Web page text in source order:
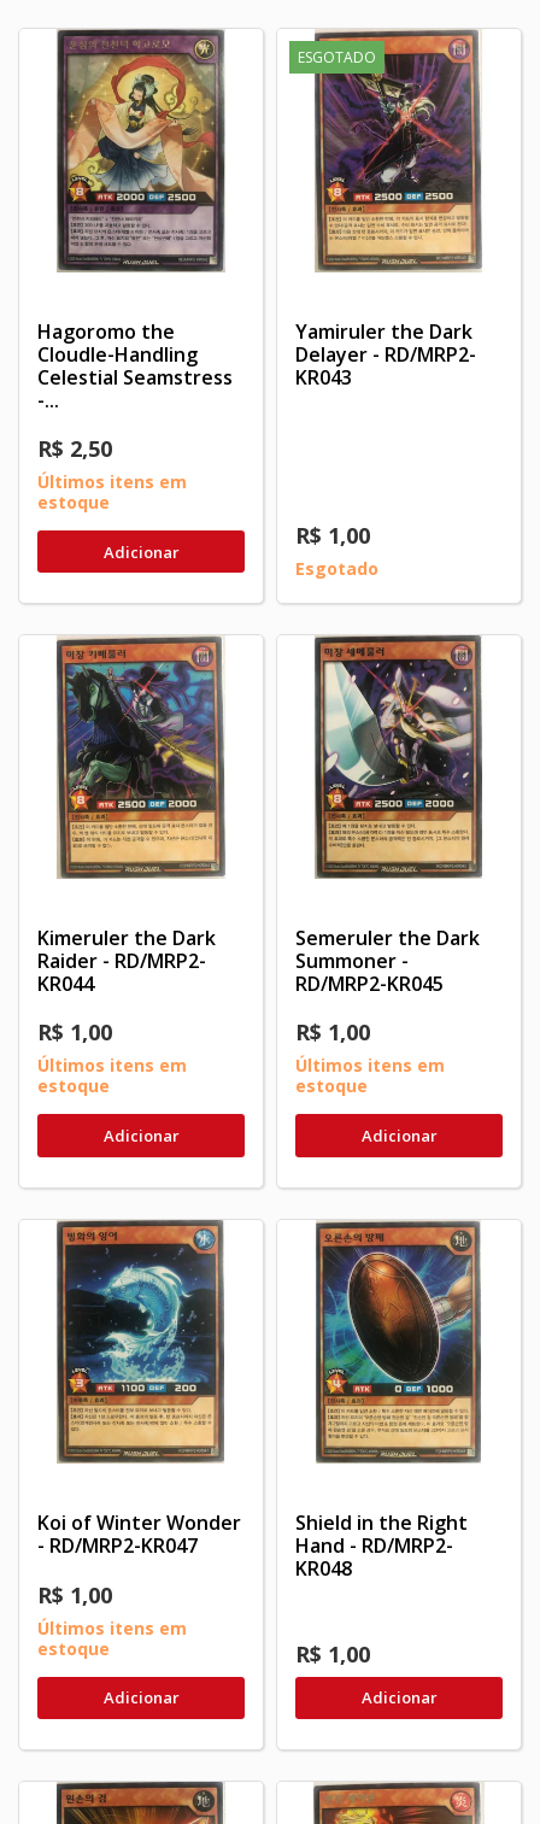
Hagoromo the
Cloudle-Handling
Celestial Seamstress
-...
R$ 2,50
Últimos itens em
estoque
Adicionar
ESGOTADO
Yamiruler the Dark
Delayer - RD/MRP2-
KR043
R$ 1,00
Esgotado
Kimeruler the Dark
Raider - RD/MRP2-
KR044
R$ 1,00
Últimos itens em
estoque
Adicionar
Semeruler the Dark
Summoner -
RD/MRP2-KR045
R$ 1,00
Últimos itens em
estoque
Adicionar
Koi of Winter Wonder
- RD/MRP2-KR047
R$ 1,00
Últimos itens em
estoque
Adicionar
Shield in the Right
Hand - RD/MRP2-
KR048
R$ 1,00
Adicionar